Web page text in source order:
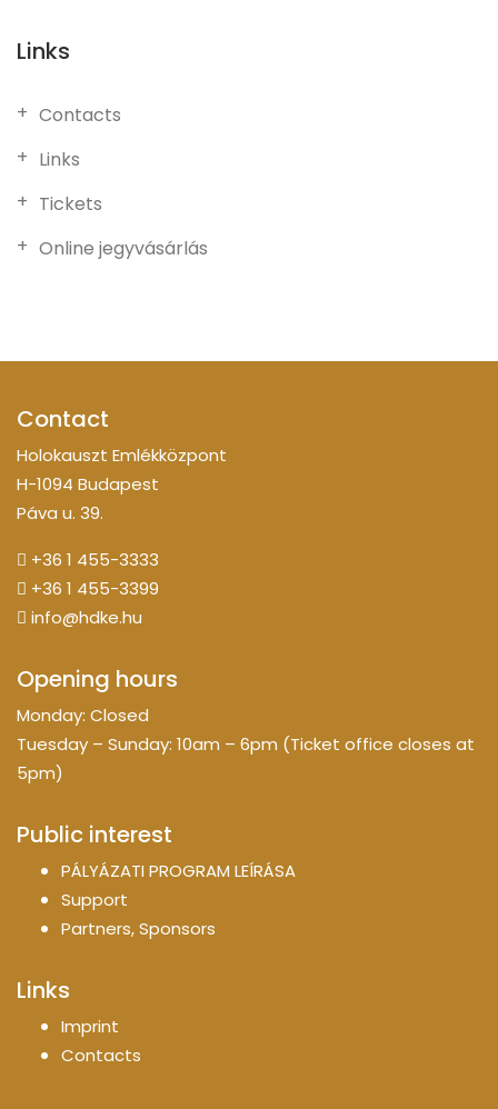
Links
Contacts
Links
Tickets
Online jegyvásárlás
Contact
Holokauszt Emlékközpont
H-1094 Budapest
Páva u. 39.
+36 1 455-3333
+36 1 455-3399
info@hdke.hu
Opening hours
Monday: Closed
Tuesday – Sunday: 10am – 6pm (Ticket office closes at
5pm)
Public interest
PÁLYÁZATI PROGRAM LEÍRÁSA
Support
Partners, Sponsors
Links
Imprint
Contacts